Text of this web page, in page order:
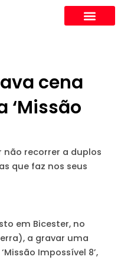
cena
‘Missão
não recorrer a duplos
que faz nos seus
em Bicester, no
a gravar uma
Impossível 8’,